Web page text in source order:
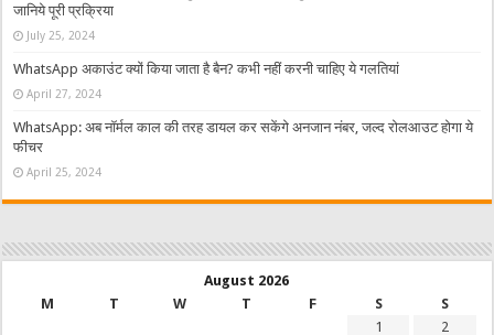
जानिये पूरी प्रक्रिया
July 25, 2024
WhatsApp अकाउंट क्यों किया जाता है बैन? कभी नहीं करनी चाहिए ये गलतियां
April 27, 2024
WhatsApp: अब नॉर्मल काल की तरह डायल कर सकेंगे अनजान नंबर, जल्द रोलआउट होगा ये
फीचर
April 25, 2024
August 2026
M
T W T F S
S
1
2